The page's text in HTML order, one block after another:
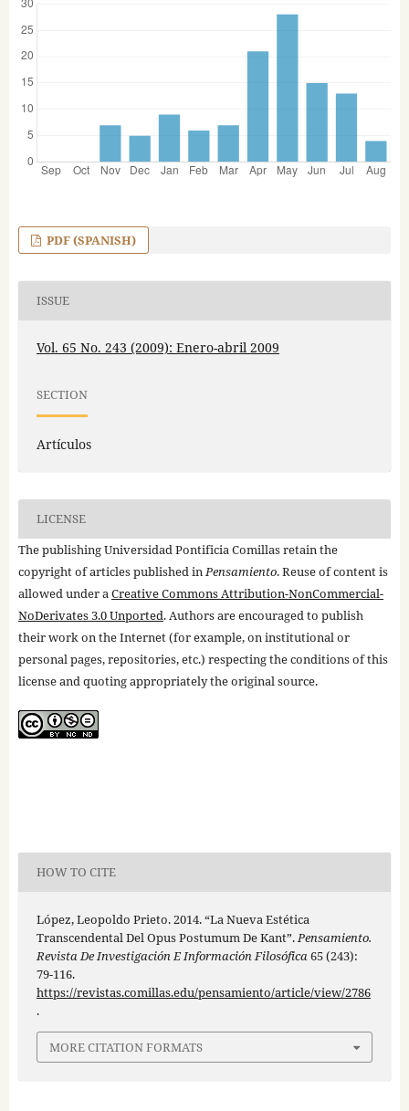
PDF (SPANISH)
ISSUE
Vol. 65 No. 243 (2009): Enero-abril 2009
SECTION
Artículos
LICENSE
The publishing Universidad Pontificia Comillas retain the
copyright of articles published inPensamiento. Reuse of content is
allowed under aCreative Commons Attribution-NonCommercial-
NoDerivates 3.0 Unported. Authors are encouraged to publish
their work on the Internet (for example, on institutional or
personal pages, repositories, etc.) respecting the conditions of this
license and quoting appropriately the original source.
HOW TO CITE
López, Leopoldo Prieto. 2014. “La Nueva Estética
Transcendental Del Opus Postumum De Kant”.Pensamiento.
Revista De Investigación E Información Filosófica65 (243):
79-116.
https://revistas.comillas.edu/pensamiento/article/view/2786
.
MORE CITATION FORMATS